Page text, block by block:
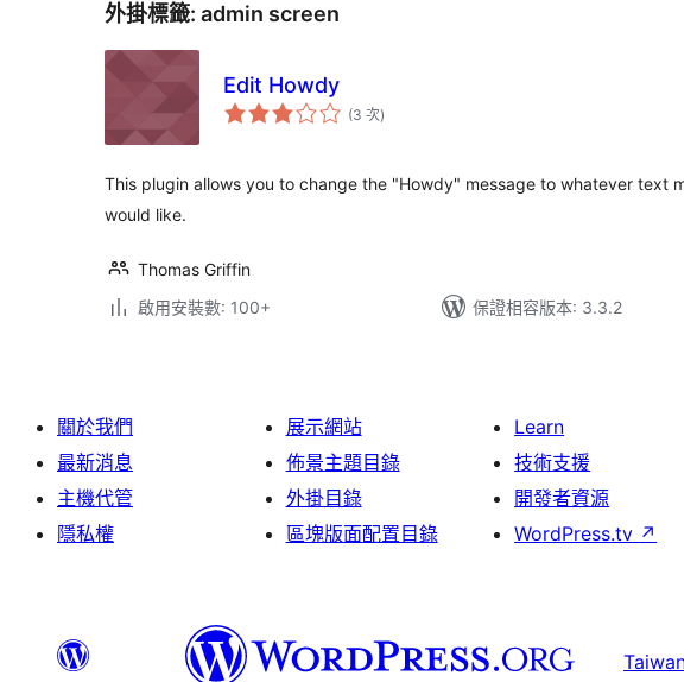
外掛標籤: admin screen
Edit Howdy
(3 次評
分)
This plugin allows you to change the "Howdy" message to whatever text
would like.
Thomas Griffin
啟用安裝數: 100+
保證相容版本: 3.3.2
關於我們
最新消息
主機代管
隱私權
展示網站
佈景主題目錄
外掛目錄
區塊版面配置目錄
Learn
技術支援
開發者資源
WordPress.tv ↗